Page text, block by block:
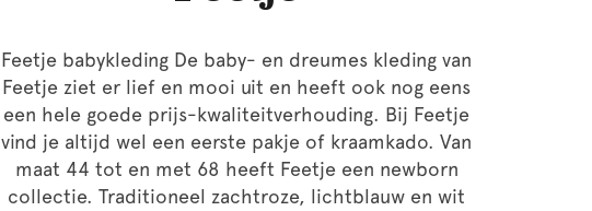
Feetje babykleding De baby- en dreumes kleding van
Feetje ziet er lief en mooi uit en heeft ook nog eens
een hele goede prijs-kwaliteitverhouding. Bij Feetje
vind je altijd wel een eerste pakje of kraamkado. Van
maat 44 tot en met 68 heeft Feetje een newborn
collectie. Traditioneel zachtroze, lichtblauw en wit